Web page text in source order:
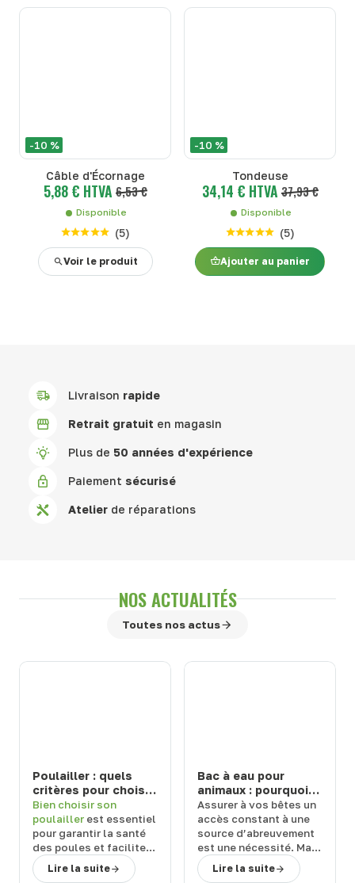
-10 %
Câble d'Écornage
5,88 € HTVA 6,53 €
Disponible
(5)
Voir le produit
-10 %
Tondeuse
34,14 € HTVA 37,93 €
Disponible
(5)
Ajouter au panier
Livraison rapide
Retrait gratuit en magasin
Plus de 50 années d'expérience
Paiement sécurisé
Atelier de réparations
NOS ACTUALITÉS
Toutes nos actus
Poulailler : quels
critères pour choisir
un modèle durable
et facile à entretenir
?
Bien choisir son
poulailler est essentiel
pour garantir la santé
des poules et faciliter
l’entretien
au
quotidien. Face aux
Lire la suite
Bac à eau pour
animaux : pourquoi
choisir un abreuvoir
de la marque Suevia
?
Assurer à vos bêtes un
accès constant à une
source d’abreuvement
est une nécessité. Mais
quel équipement
choisir ?Terwagne,
Lire la suite